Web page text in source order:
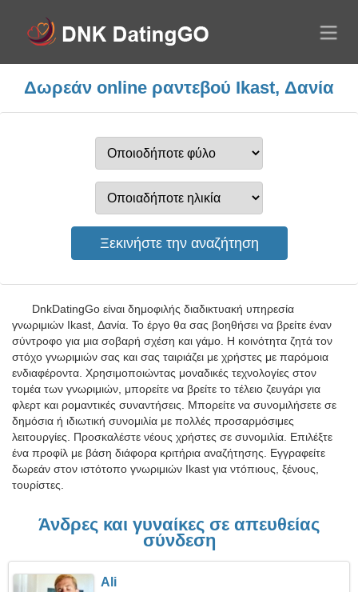
Δωρεάν online ραντεβού Ikast, Δανία
DnkDatingGo είναι δημοφιλής διαδικτυακή υπηρεσία
γνωριμιών Ikast, Δανία. Το έργο θα σας βοηθήσει να βρείτε έναν
σύντροφο για μια σοβαρή σχέση και γάμο. Η κοινότητα ζητά τον
στόχο γνωριμιών σας και σας ταιριάζει με χρήστες με παρόμοια
ενδιαφέροντα. Χρησιμοποιώντας μοναδικές τεχνολογίες στον
τομέα των γνωριμιών, μπορείτε να βρείτε το τέλειο ζευγάρι για
φλερτ και ρομαντικές συναντήσεις. Μπορείτε να συνομιλήσετε σε
δημόσια ή ιδιωτική συνομιλία με πολλές προσαρμόσιμες
λειτουργίες. Προσκαλέστε νέους χρήστες σε συνομιλία. Επιλέξτε
ένα προφίλ με βάση διάφορα κριτήρια αναζήτησης. Εγγραφείτε
δωρεάν στον ιστότοπο γνωριμιών Ikast για ντόπιους, ξένους,
τουρίστες.
Άνδρες και γυναίκες σε απευθείας
σύνδεση
Ali